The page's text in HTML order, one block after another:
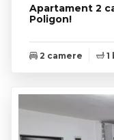
Apartament 2
Poligon!
2 camere 1